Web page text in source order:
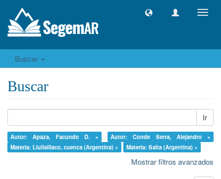
Buscar
Buscar
Ir
Autor: Apaza, Facundo D. ×
Autor: Conde Serra, Alejandro ×
Materia: Llullaillaco, cuenca (Argentina) ×
Materia: Salta (Argentina) ×
Mostrar filtros avanzados